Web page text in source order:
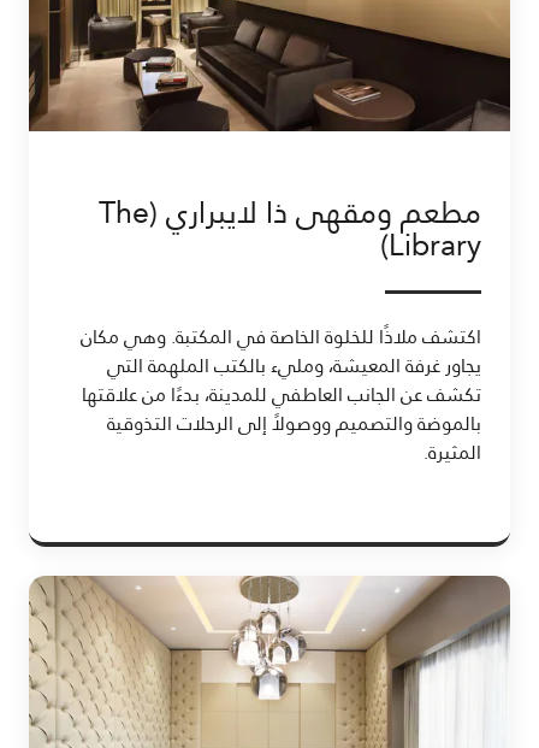
مطعم ومقهى ذا لايبراري (The
Library)
اكتشف ملاذًا للخلوة الخاصة في المكتبة. وهي مكان
يجاور غرفة المعيشة، ومليء بالكتب الملهمة التي
تكشف عن الجانب العاطفي للمدينة، بدءًا من علاقتها
بالموضة والتصميم ووصولاً إلى الرحلات التذوقية
المثيرة.